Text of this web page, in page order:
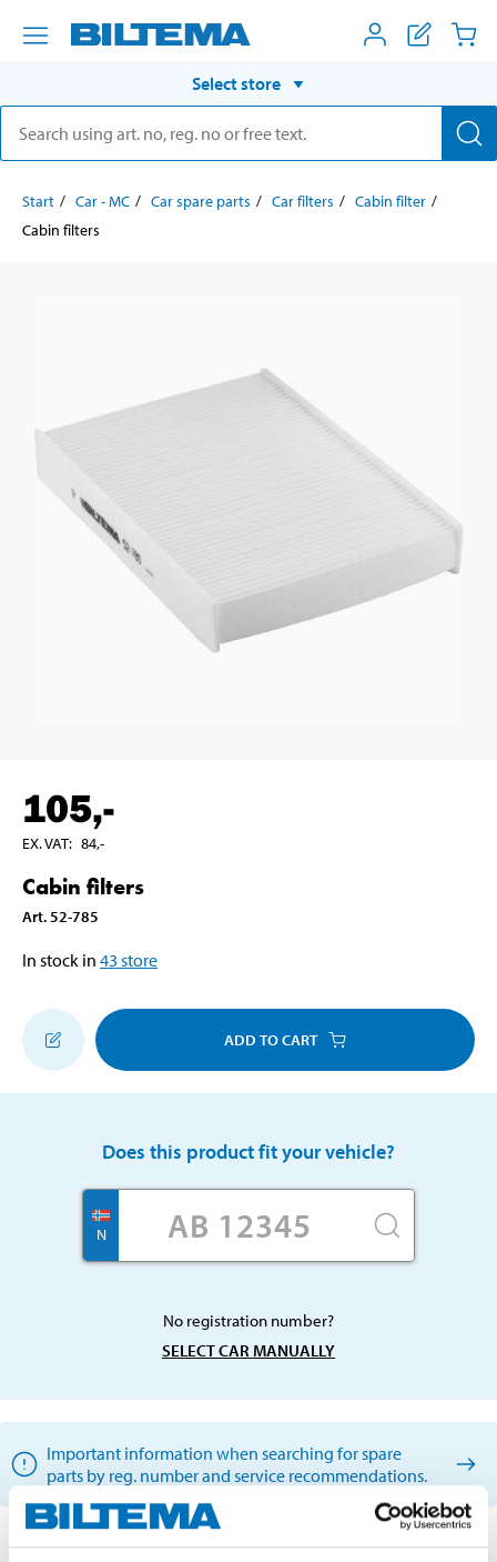
Select store
Start Car - MC Car spare parts Car filters
Cabin filter
Cabin filters
105,-
EX. VAT: 84,-
Cabin filters
Art. 52-785
In stock in 43 store
ADD TO CART
Does this product fit your vehicle?
N
No registration number?
SELECT CAR MANUALLY
Important information when searching for spare
parts by reg. number and service recommendations.